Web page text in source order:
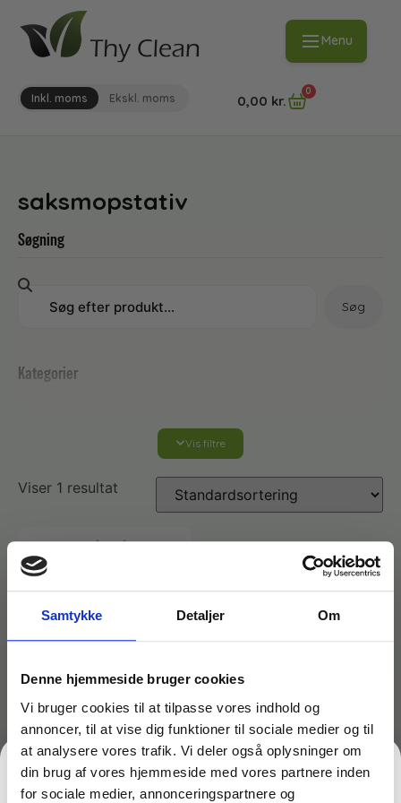
Samtykke Detaljer Om
Denne hjemmeside bruger cookies
Vi bruger cookies til at tilpasse vores indhold og
annoncer, til at vise dig funktioner til sociale medier og til
at analysere vores trafik. Vi deler også oplysninger om
din brug af vores hjemmeside med vores partnere inden
for sociale medier, annonceringspartnere og
Menu
Inkl. moms Ekskl. moms 0,00 kr.
0
saksmopstativ
Søgning
Søg
Kategorier
Affaldsposer og sække
Affaldsspande
Affaldsstativer
Gribetænger
Desinfektion af overflader
Desinfektionsmidler
Ecolab produkter
Desinfektion og rengøring
Ecolab Badeværelse
Ecolab Gulvrengøring
Handsker og værnemidler
Engangshandsker
Personlig hygiejne og pleje
Håndsæbe
Håndsprit
Rekvisitter til rengøring
Afstøver
Rengøring
Vis filtre
Viser 1 resultat
Varenr: TC41150
Saksmoppe stativ 2×1
meter